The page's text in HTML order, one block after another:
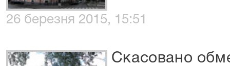
26 березня 2015, 15:51
Скасовано